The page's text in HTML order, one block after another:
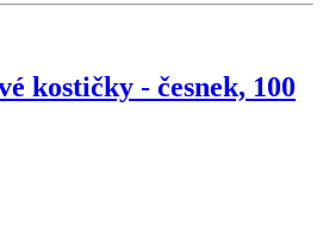
kostičky - česnek, 100